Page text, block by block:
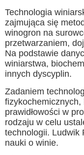
Technologia
zajmująca się
winogron na
przetwarzaniem,
Na podstawie
winiarstwa,
innych dyscyplin.
Zadaniem
prawidłowości w
rodzaju w celu
technologii. Ludwik
nauki o winie.